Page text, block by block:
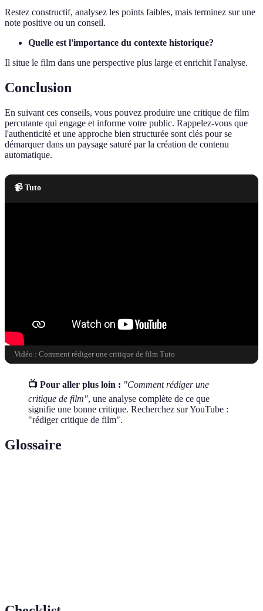
Restez constructif, analysez les points faibles, mais terminez sur une
note positive ou un conseil.
Quelle est l'importance du contexte historique?
Il situe le film dans une perspective plus large et enrichit l'analyse.
Conclusion
En suivant ces conseils, vous pouvez produire une critique de film
percutante qui engage et informe votre public. Rappelez-vous que
l'authenticité et une approche bien structurée sont clés pour se
démarquer dans un paysage saturé par la création de contenu
automatique.
📹 Tuto
Vidéo : Comment rédiger une critique de film Tuto
📺 Pour aller plus loin : "Comment rédiger une
critique de film", une analyse complète de ce que
signifie une bonne critique. Recherchez sur YouTube :
"rédiger critique de film".
Glossaire